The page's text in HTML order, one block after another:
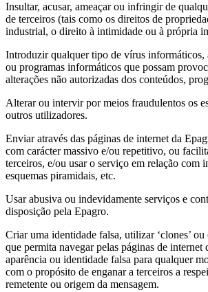
Insultar, acusar, ameaçar ou infringir de
de terceiros (tais como os direitos de
industrial, o direito à intimidade ou à própria
Introduzir qualquer tipo de vírus informáticos,
ou programas informáticos que possam
alterações não autorizadas dos conteúdos,
Alterar ou intervir por meios fraudulentos os
outros utilizadores.
Enviar através das páginas de internet da
com carácter massivo e/ou repetitivo, ou
terceiros, e/ou usar o serviço em relação com
esquemas piramidais, etc.
Usar abusiva ou indevidamente serviços e
disposição pela Epagro.
Criar uma identidade falsa, utilizar ‘clones’
que permita navegar pelas páginas de internet
aparência ou identidade falsa para qualquer
com o propósito de enganar a terceiros a
remetente ou origem da mensagem.